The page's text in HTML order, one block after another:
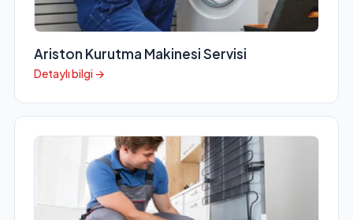
Ariston Kurutma Makinesi Servisi
Detaylı bilgi →